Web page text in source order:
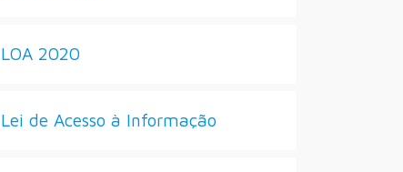
LOA 2020
Lei de Acesso à Informação